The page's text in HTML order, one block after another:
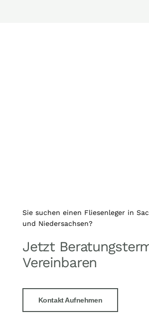
Sie suchen einen Fliesenleger in
und Niedersachsen?
Jetzt
Vereinbaren
Kontakt Aufnehmen